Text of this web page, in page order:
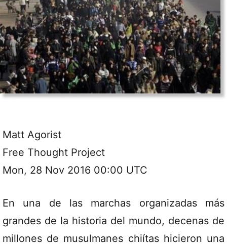
Matt Agorist
Free Thought Project
Mon, 28 Nov 2016 00:00 UTC
En una de las marchas organizadas más
grandes de la historia del mundo, decenas de
millones de musulmanes chiítas hicieron una